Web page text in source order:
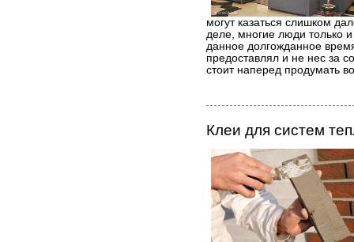
могут казаться слишком
деле, многие люди только
данное долгожданное
предоставлял и не нес за
стоит наперед продумать
Клеи для систем